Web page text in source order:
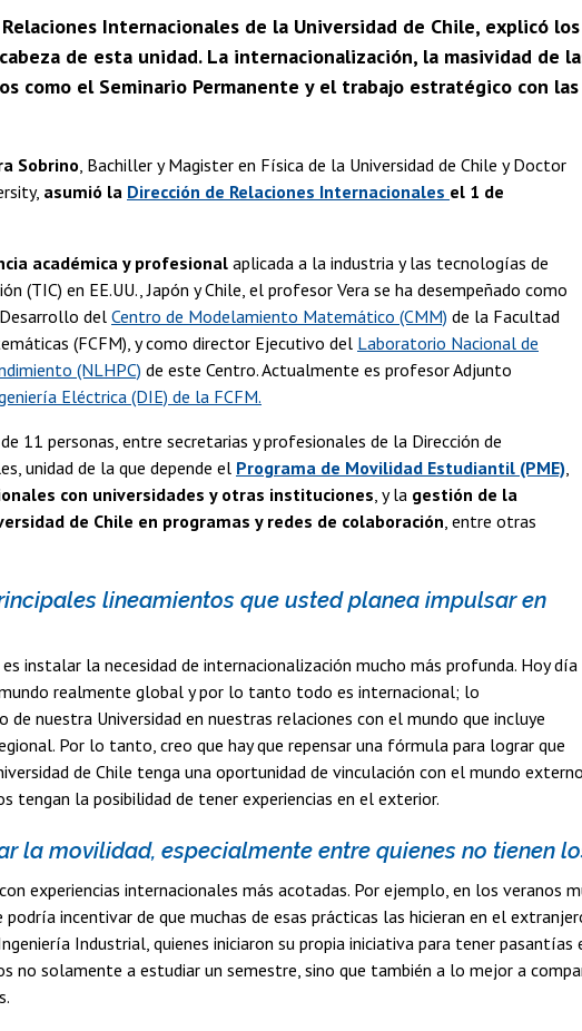
Internacionales de la Universidad de Chile, explicó
de esta unidad. La internacionalización, la masividad de
como el Seminario Permanente y el trabajo estratégico con
Sobrino , Bachiller y Magister en Física de la Universidad de Chile y Doctor
asumió la Dirección de Relaciones Internacionales el 1 de
académica y profesional aplicada a la industria y las tecnologías de
(TIC) en EE.UU., Japón y Chile, el profesor Vera se ha desempeñado como
del Centro de Modelamiento Matemático (CMM) de la Facultad
(FCFM), y como director Ejecutivo del Laboratorio Nacional de
(NLHPC) de este Centro. Actualmente es profesor Adjunto
Eléctrica (DIE) de la FCFM.
11 personas, entre secretarias y profesionales de la Dirección de
unidad de la que depende el Programa de Movilidad Estudiantil (PME)
con universidades y otras instituciones , y la gestión de la
de Chile en programas y redes de colaboración , entre otras
lineamientos que usted planea impulsar en
instalar la necesidad de internacionalización mucho más profunda. Hoy día
realmente global y por lo tanto todo es internacional; lo
nuestra Universidad en nuestras relaciones con el mundo que incluye
Por lo tanto, creo que hay que repensar una fórmula para lograr que
de Chile tenga una oportunidad de vinculación con el mundo
tengan la posibilidad de tener experiencias en el exterior.
la movilidad, especialmente entre quienes no tienen
experiencias internacionales más acotadas. Por ejemplo, en los veranos
podría incentivar de que muchas de esas prácticas las hicieran en el
Industrial, quienes iniciaron su propia iniciativa para tener pasantías
no solamente a estudiar un semestre, sino que también a lo mejor a